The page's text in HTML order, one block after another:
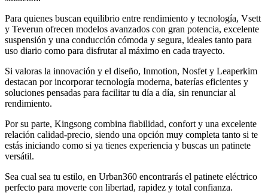
Para quienes buscan equilibrio entre rendimiento y tecnología, Vsett
y Teverun ofrecen modelos avanzados con gran potencia, excelente
suspensión y una conducción cómoda y segura, ideales tanto para
uso diario como para disfrutar al máximo en cada trayecto.
Si valoras la innovación y el diseño, Inmotion, Nosfet y Leaperkim
destacan por incorporar tecnología moderna, baterías eficientes y
soluciones pensadas para facilitar tu día a día, sin renunciar al
rendimiento.
Por su parte, Kingsong combina fiabilidad, confort y una excelente
relación calidad-precio, siendo una opción muy completa tanto si te
estás iniciando como si ya tienes experiencia y buscas un patinete
versátil.
Sea cual sea tu estilo, en Urban360 encontrarás el patinete eléctrico
perfecto para moverte con libertad, rapidez y total confianza.